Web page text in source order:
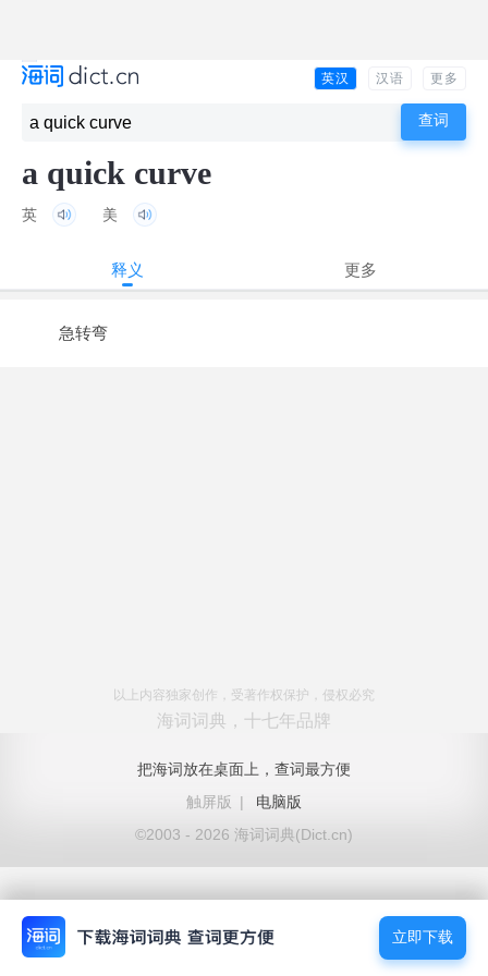
英汉 汉语 更多
a quick curve
英 美
释义 更多
急转弯
以上内容独家创作，受著作权保护，侵权必究
海词词典，十七年品牌
把海词放在桌面上，查词最方便
触屏版
|
电脑版
©2003 - 2026 海词词典(Dict.cn)
立即下载
立即下载